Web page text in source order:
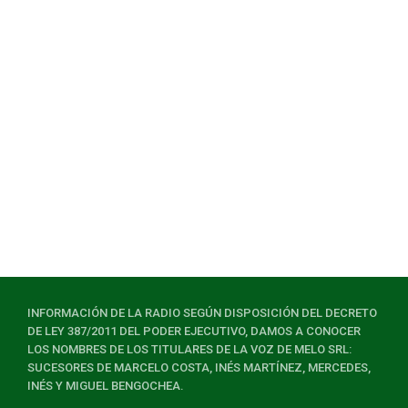
INFORMACIÓN DE LA RADIO SEGÚN DISPOSICIÓN DEL DECRETO
DE LEY 387/2011 DEL PODER EJECUTIVO, DAMOS A CONOCER
LOS NOMBRES DE LOS TITULARES DE LA VOZ DE MELO SRL:
SUCESORES DE MARCELO COSTA, INÉS MARTÍNEZ, MERCEDES,
INÉS Y MIGUEL BENGOCHEA.